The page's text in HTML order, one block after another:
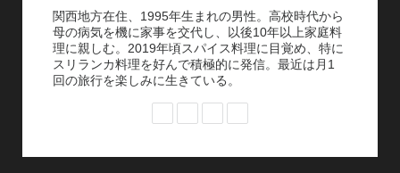
関西地方在住、1995年生まれの男性。高校時代から
母の病気を機に家事を交代し、以後10年以上家庭料
理に親しむ。2019年頃スパイス料理に目覚め、特に
スリランカ料理を好んで積極的に発信。最近は月1
回の旅行を楽しみに生きている。